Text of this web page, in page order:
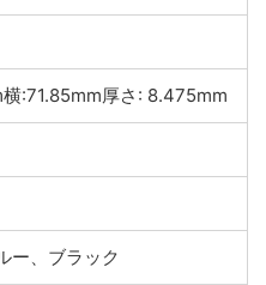
:71.85mm厚さ: 8.475mm
ー、ブラック